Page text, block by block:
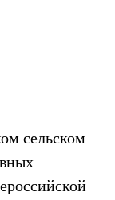
сельском